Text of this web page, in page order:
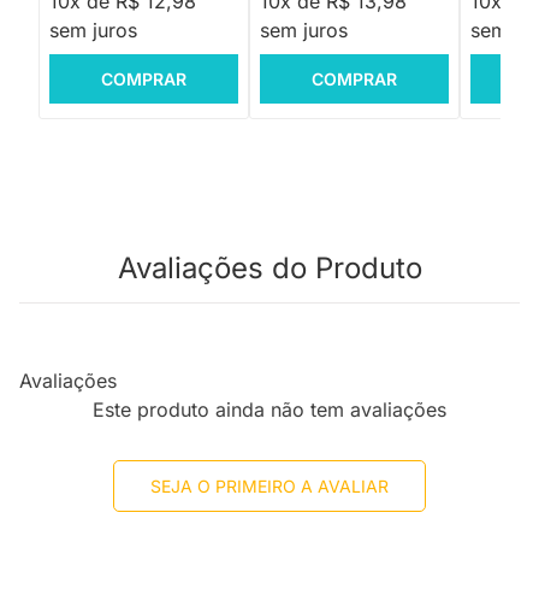
sem juros
COMPRAR
sem juros
COMPRAR
sem
Avaliações do Produto
Avaliações
Este produto ainda não tem avaliações
SEJA O PRIMEIRO A AVALIAR